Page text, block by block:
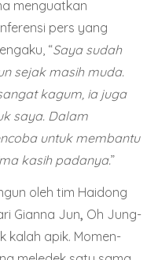
menguatkan
pers yang
“Saya sudah
sejak masih muda.
kagum, ia juga
saya. Dalam
untuk membantu
kasih padanya.”
oleh tim Haidong
Gianna Jun, Oh Jung-
kalah apik. Momen-